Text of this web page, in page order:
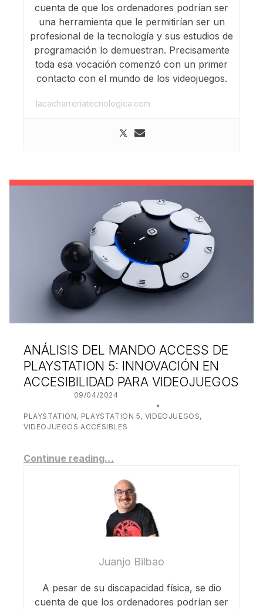
cuenta de que los ordenadores podrían ser
una herramienta que le permitirían ser un
profesional de la tecnología y sus estudios de
programación lo demuestran. Precisamente
toda esa vocación comenzó con un primer
contacto con el mundo de los videojuegos.
lacacharreriatecnologica.com
ANÁLISIS DEL MANDO ACCESS DE
PLAYSTATION 5: INNOVACIÓN EN
ACCESIBILIDAD PARA VIDEOJUEGOS
09/04/2024
PLAYSTATION , PLAYSTATION 5 , VIDEOJUEGOS,
VIDEOJUEGOS ACCESIBLES
Continue reading…
Juanjo Bilbao
A pesar de su discapacidad física, se dio
cuenta de que los ordenadores podrían ser